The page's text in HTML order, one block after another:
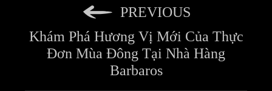
PREVIOUS
Khám Phá Hương Vị Mới Của Thực
Đơn Mùa Đông Tại Nhà Hàng
Barbaros